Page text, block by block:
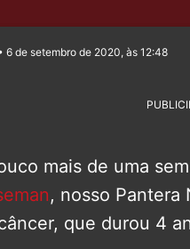
6 de setembro de 2020, às 12:48
mais de uma
, nosso Pantera
que durou 4